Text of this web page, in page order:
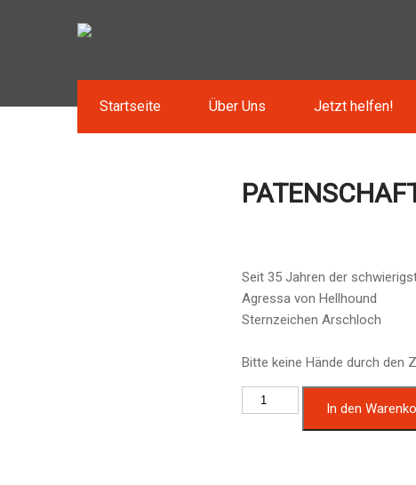
Startseite Über Uns Jetzt helfen!
Seit 35 Jahren der
Agressa von Hellhound
Sternzeichen Arschloch
Bitte keine Hände durch den
Patenschaft
für
In den